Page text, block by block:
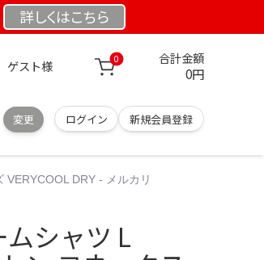
詳しくはこちら
ゲスト様 0 合計金額
0円
変更 ログイン 新規会員登録
DRY - メルカリ
ムシャツ L